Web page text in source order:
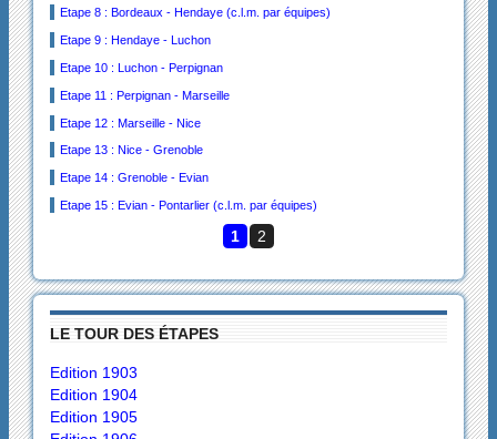
Etape 8 : Bordeaux - Hendaye (c.l.m. par équipes)
Etape 9 : Hendaye - Luchon
Etape 10 : Luchon - Perpignan
Etape 11 : Perpignan - Marseille
Etape 12 : Marseille - Nice
Etape 13 : Nice - Grenoble
Etape 14 : Grenoble - Evian
Etape 15 : Evian - Pontarlier (c.l.m. par équipes)
1 2
LE TOUR DES ÉTAPES
Edition 1903
Edition 1904
Edition 1905